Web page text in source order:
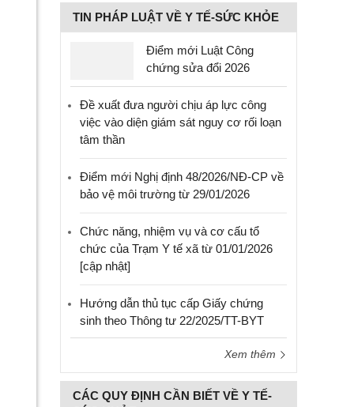
TIN PHÁP LUẬT VỀ Y TẾ-SỨC KHỎE
Điểm mới Luật Công
chứng sửa đổi 2026
Đề xuất đưa người chịu áp lực công
việc vào diện giám sát nguy cơ rối loạn
tâm thần
Điểm mới Nghị định 48/2026/NĐ-CP về
bảo vệ môi trường từ 29/01/2026
Chức năng, nhiệm vụ và cơ cấu tổ
chức của Trạm Y tế xã từ 01/01/2026
[cập nhật]
Hướng dẫn thủ tục cấp Giấy chứng
sinh theo Thông tư 22/2025/TT-BYT
Xem thêm
CÁC QUY ĐỊNH CẦN BIẾT VỀ Y TẾ-